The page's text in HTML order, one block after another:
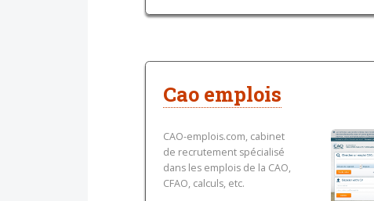
Cao emplois
CAO-emplois.com, cabinet
de recrutement spécialisé
dans les emplois de la CAO,
CFAO, calculs, etc.